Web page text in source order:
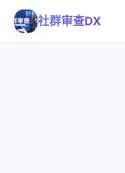
社群审查DX